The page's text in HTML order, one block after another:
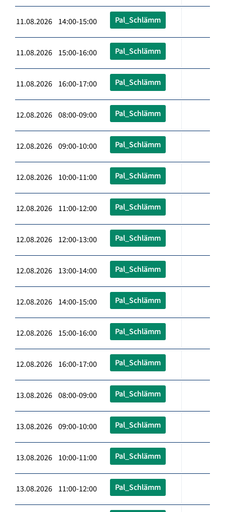
11.08.2026 14:00-15:00 Pal_Schlämm
11.08.2026 15:00-16:00 Pal_Schlämm
11.08.2026 16:00-17:00 Pal_Schlämm
12.08.2026 08:00-09:00 Pal_Schlämm
12.08.2026 09:00-10:00 Pal_Schlämm
12.08.2026 10:00-11:00 Pal_Schlämm
12.08.2026 11:00-12:00 Pal_Schlämm
12.08.2026 12:00-13:00 Pal_Schlämm
12.08.2026 13:00-14:00 Pal_Schlämm
12.08.2026 14:00-15:00 Pal_Schlämm
12.08.2026 15:00-16:00 Pal_Schlämm
12.08.2026 16:00-17:00 Pal_Schlämm
13.08.2026 08:00-09:00 Pal_Schlämm
13.08.2026 09:00-10:00 Pal_Schlämm
13.08.2026 10:00-11:00 Pal_Schlämm
13.08.2026 11:00-12:00 Pal_Schlämm